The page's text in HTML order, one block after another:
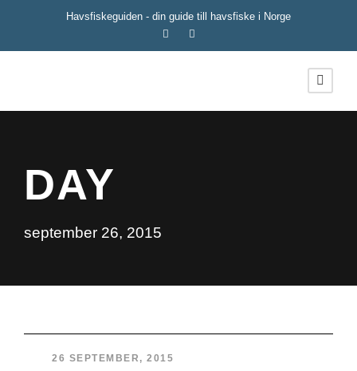
Havsfiskeguiden - din guide till havsfiske i Norge
DAY
september 26, 2015
26 SEPTEMBER, 2015